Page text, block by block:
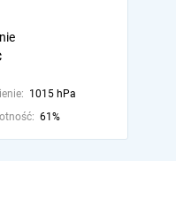
1015 hPa
61%